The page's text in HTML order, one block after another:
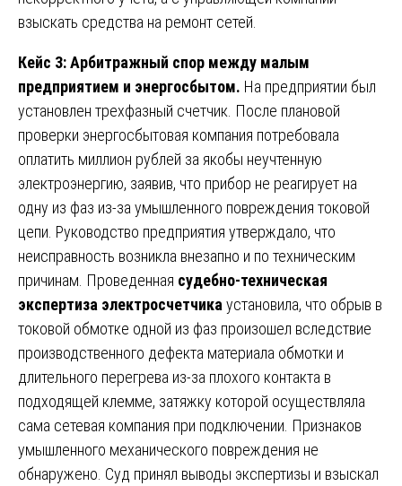
взыскать средства на ремонт сетей.
Кейс 3: Арбитражный спор между малым
предприятием и энергосбытом. На предприятии был
установлен трехфазный счетчик. После плановой
проверки энергосбытовая компания потребовала
оплатить миллион рублей за якобы неучтенную
электроэнергию, заявив, что прибор не реагирует на
одну из фаз из-за умышленного повреждения токовой
цепи. Руководство предприятия утверждало, что
неисправность возникла внезапно и по техническим
причинам. Проведенная судебно-техническая
экспертиза электросчетчика установила, что обрыв в
токовой обмотке одной из фаз произошел вследствие
производственного дефекта материала обмотки и
длительного перегрева из-за плохого контакта в
подходящей клемме, затяжку которой осуществляла
сама сетевая компания при подключении. Признаков
умышленного механического повреждения не
обнаружено. Суд принял выводы экспертизы и взыскал